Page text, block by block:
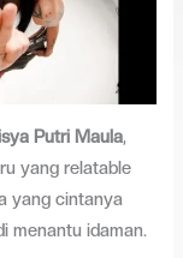
Putri Maula,
yang relatable
yang cintanya
menantu idaman.